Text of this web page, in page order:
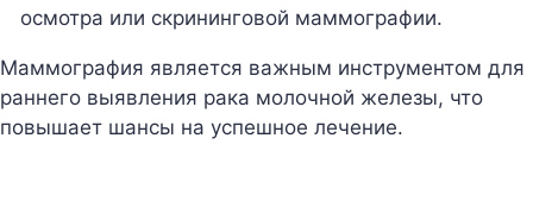
осмотра или скрининговой маммографии.
Маммография является важным инструментом для
раннего выявления рака молочной железы, что
повышает шансы на успешное лечение.